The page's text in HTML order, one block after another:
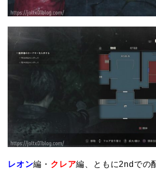
レオン編・ クレア編、ともに2ndでの